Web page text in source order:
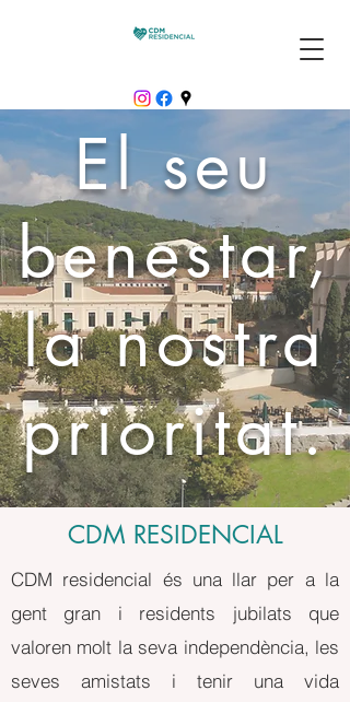
El seu
benestar,
la nostra
prioritat.
CDM RESIDENCIAL
CDM residencial és una llar per a la
gent gran i residents jubilats que
valoren molt la seva independència, les
seves amistats i tenir una vida